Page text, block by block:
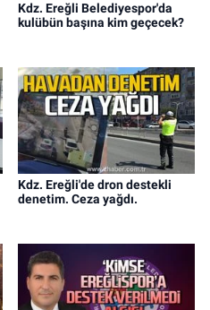
Kdz. Ereğli Belediyespor'da
kulübün başına kim geçecek?
Kdz. Ereğli'de dron destekli
denetim. Ceza yağdı.